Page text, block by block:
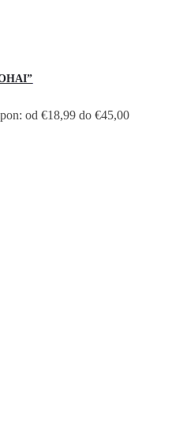
od €18,99 do €45,00